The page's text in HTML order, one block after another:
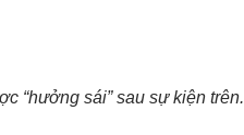
“hưởng sái” sau sự kiện trên.